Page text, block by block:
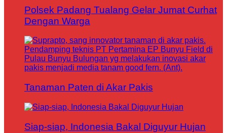
Polsek Padang Tualang Gelar Jumat Curhat
Dengan Warga
Tanaman Paten di Akar Pakis
Siap-siap, Indonesia Bakal Diguyur Hujan